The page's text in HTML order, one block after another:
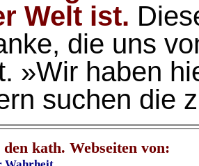
Welt ist.
die uns
»Wir haben
suchen die
den kath. Webseiten von: